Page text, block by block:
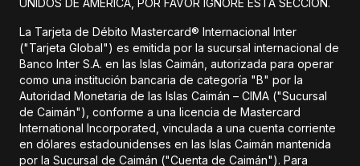
UNIDOS DE AMÉRICA, POR FAVOR IGNORE ESTA SECCIÓN.
La Tarjeta de Débito Mastercard® Internacional Inter
("Tarjeta Global") es emitida por la sucursal internacional de
Banco Inter S.A. en las Islas Caimán, autorizada para operar
como una institución bancaria de categoría "B" por la
Autoridad Monetaria de las Islas Caimán – CIMA ("Sucursal
de Caimán"), conforme a una licencia de Mastercard
International Incorporated, vinculada a una cuenta corriente
en dólares estadounidenses en las Islas Caimán mantenida
por la Sucursal de Caimán ("Cuenta de Caimán"). Para